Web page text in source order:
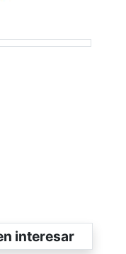
interesar